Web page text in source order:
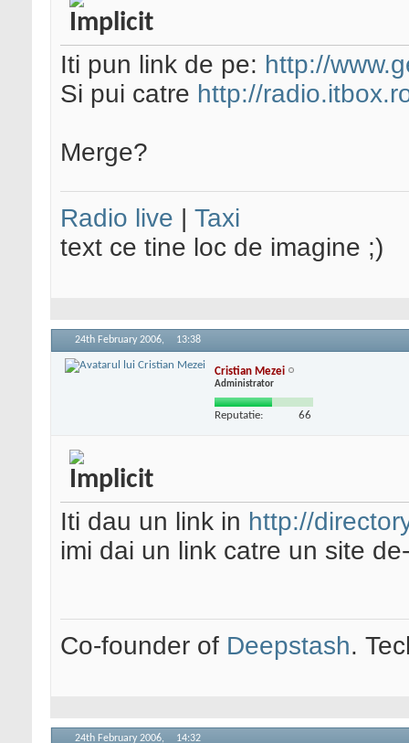
Iti pun link de pe: http://
Si pui catre http://
Merge?
Radio live
Taxi
text ce tine loc de imagine ;)
24th February 2006, 13:38
Cristian Mezei
Administrator
Reputatie: 66
Iti dau un link in http://
imi dai un link catre un site
Co-founder of Deepstash.
24th February 2006, 14:32